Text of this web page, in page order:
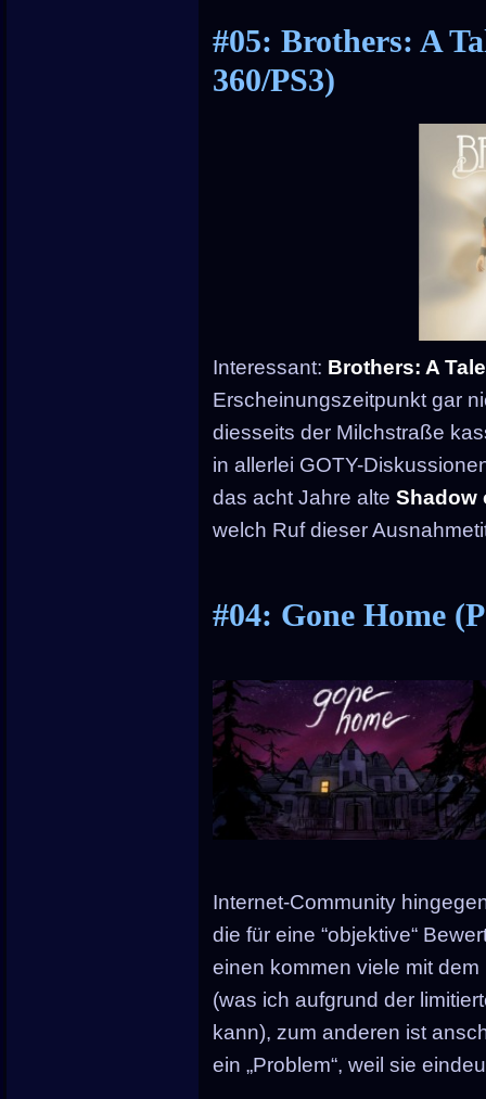
#05: Brothers: A
360/PS3)
Interessant: Brothers: A
Erscheinungszeitpunkt gar
diesseits der Milchstraße
in allerlei GOTY-
das acht Jahre alteShadow
welch Ruf dieser
#04: Gone Home
Internet-Community
die für eine “objektive“
einen kommen viele mit
(was ich aufgrund der
kann), zum anderen ist
ein „Problem“, weil sie